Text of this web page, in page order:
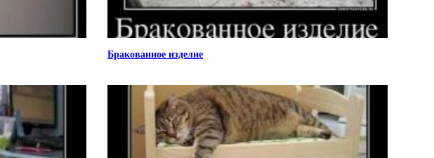
Бракованное изделие